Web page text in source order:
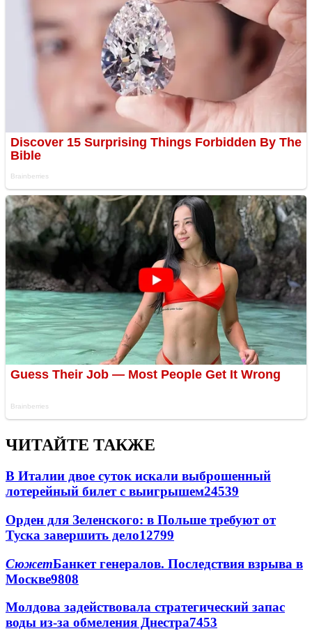
ЧИТАЙТЕ ТАКЖЕ
В Италии двое суток искали выброшенный
лотерейный билет с выигрышем24539
Орден для Зеленского: в Польше требуют от
Туска завершить дело12799
СюжетБанкет генералов. Последствия взрыва в
Москве9808
Молдова задействовала стратегический запас
воды из-за обмеления Днестра7453